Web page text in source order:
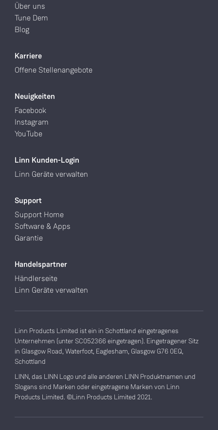
Über uns
Tune Dem
Blog
Karriere
Offene Stellenangebote
Neuigkeiten
Facebook
Instagram
YouTube
Linn Kunden-Login
Linn Geräte verwalten
Support
Support Home
Software & Apps
Garantie
Handelspartner
Händlerseite
Linn Geräte verwalten
Linn Products Limited ist ein in Schottland eingetragenes
Unternehmen (unter SC052366 eingetragen). Eingetragener Sitz
in Glasgow Road, Waterfoot, Eaglesham, Glasgow G76 0EQ,
Schottland
LINN, das LINN Logo und alle anderen LINN Produktnamen und
Slogans sind Marken oder eingetragene Marken von Linn
Products Limited. ©Linn Products Limited 2021.